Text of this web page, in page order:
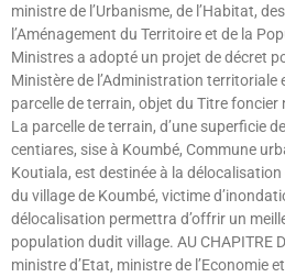
ministre de l’Urbanisme, de l’Habitat,
l’Aménagement du Territoire et de la
Ministres a adopté un projet de décret
Ministère de l’Administration territoriale
parcelle de terrain, objet du Titre foncier
La parcelle de terrain, d’une superficie
centiares, sise à Koumbé, Commune
Koutiala, est destinée à la
du village de Koumbé, victime
délocalisation permettra d’offrir un
population dudit village. AU CHAPITRE
ministre d’Etat, ministre de l’Economie